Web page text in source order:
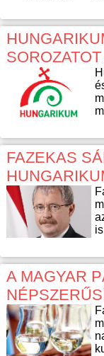
FAZEKAS
A MAGYAR